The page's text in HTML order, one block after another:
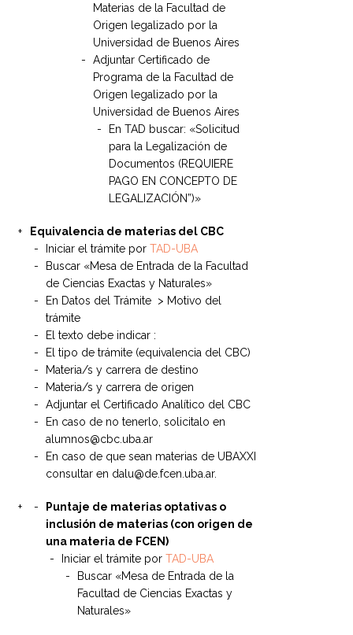
Materias de la Facultad de
Origen legalizado por la
Universidad de Buenos Aires
Adjuntar Certificado de
Programa de la Facultad de
Origen legalizado por la
Universidad de Buenos Aires
En TAD buscar: «Solicitud
para la Legalización de
Documentos (REQUIERE
PAGO EN CONCEPTO DE
LEGALIZACIÓN”)»
Equivalencia de materias del CBC
Iniciar el trámite porTAD-UBA
Buscar «Mesa de Entrada de la Facultad
de Ciencias Exactas y Naturales»
En Datos del Trámite > Motivo del
trámite
El texto debe indicar :
El tipo de trámite (equivalencia del CBC)
Materia/s y carrera de destino
Materia/s y carrera de origen
Adjuntar el Certificado Analítico del CBC
En caso de no tenerlo, solicitalo en
alumnos@cbc.uba.ar
En caso de que sean materias de UBAXXI
consultar en dalu@de.fcen.uba.ar.
Puntaje de materias optativas o
inclusión de materias (con origen de
una materia de FCEN)
Iniciar el trámite porTAD-UBA
Buscar «Mesa de Entrada de la
Facultad de Ciencias Exactas y
Naturales»